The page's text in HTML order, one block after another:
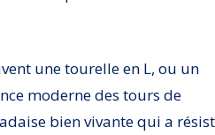
une tourelle en L, ou un
moderne des tours de
bien vivante qui a